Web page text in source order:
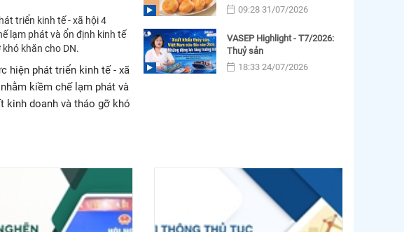
triển kinh tế - xã hội 4
lạm phát và ổn định kinh tế
khăn cho DN.
hiện phát triển kinh tế - xã
kiềm chế lạm phát và
kinh doanh và tháo gỡ khó
09:28 31/07/2026
VASEP Highlight - T7/2026:
Thuỷ sản
18:33 24/07/2026